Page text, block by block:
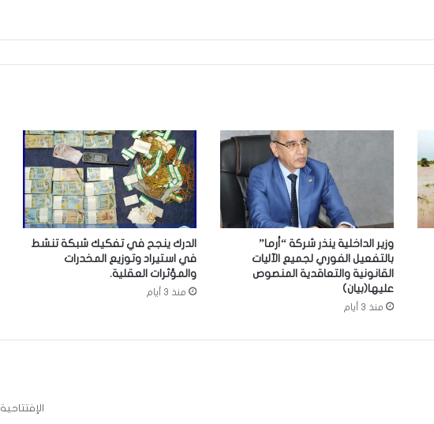
إشادة بكفاءة المهندس محمد سليمان ولد
بَلَّال بعد تألقه في المنتدى الموريتاني
العُماني
توقع عواصف رعدية قوية على جنوب
غرب موريتانيا وشمال السنغال
الإخباري ينشر بيان مجلس الوزراء
وزير الداخلية ينذر شركة “أرما”
بالتفعيل الفوري لجميع الآليات
القانونية والتعاقدية المنصوص
عليها(بيان)
منذ 3 أيام
الدرك ينجح في تفكيك شبكة تنشط
في استيراد وتوزيع المخدرات
والمؤثرات العقلية.
منذ 3 أيام
الإفتتاحية